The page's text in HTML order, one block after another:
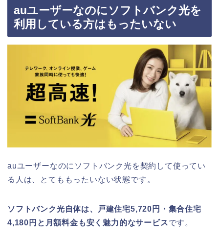
auユーザーなのにソフトバンク光を
利用している方はもったいない
auユーザーなのにソフトバンク光を契約して使ってい
る人は、とてももったいない状態です。
ソフトバンク光自体は、戸建住宅5,720円・集合住宅
4,180円と月額料金も安く魅力的なサービスです。